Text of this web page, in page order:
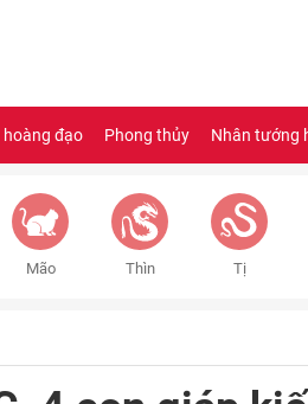
hoàng đạo Phong thủy Nhân tướng
Mão Thìn Tị